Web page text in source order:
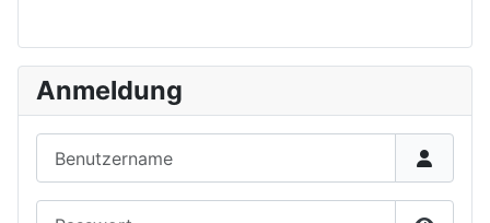
Anmeldung